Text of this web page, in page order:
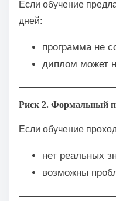
Если обучение
дней:
программа не
диплом может
Риск 2. Формальный
Если обучение
нет реальных
возможны